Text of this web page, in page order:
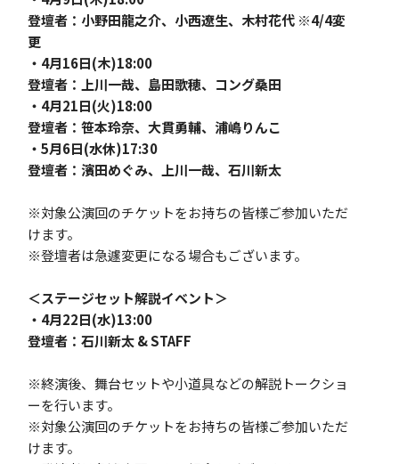
登壇者：小野田龍之介、小西遼生、木村花代 ※4/4変
更
・4月16日(木)18:00
登壇者：上川一哉、島田歌穂、コング桑田
・4月21日(火)18:00
登壇者：笹本玲奈、大貫勇輔、浦嶋りんこ
・5月6日(水休)17:30
登壇者：濱田めぐみ、上川一哉、石川新太
※対象公演回のチケットをお持ちの皆様ご参加いただ
けます。
※登壇者は急遽変更になる場合もございます。
＜ステージセット解説イベント＞
・4月22日(水)13:00
登壇者：石川新太 & STAFF
※終演後、舞台セットや小道具などの解説トークショ
ーを行います。
※対象公演回のチケットをお持ちの皆様ご参加いただ
けます。